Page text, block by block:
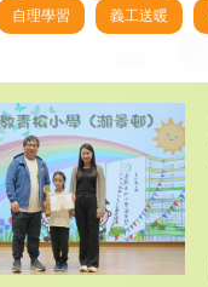
自理學習 義工送暖